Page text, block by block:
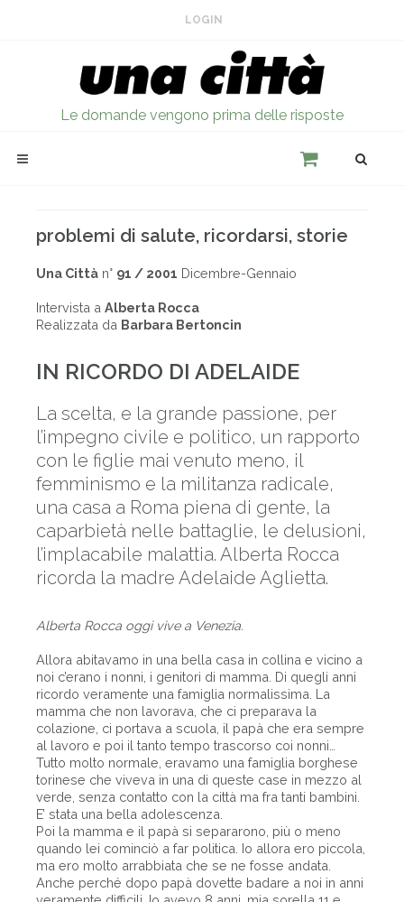
LOGIN
Le domande vengono prima delle risposte
problemi di salute, ricordarsi, storie
Una Città n° 91 / 2001 Dicembre-Gennaio
Intervista a Alberta Rocca
Realizzata da Barbara Bertoncin
IN RICORDO DI ADELAIDE
La scelta, e la grande passione, per
l’impegno civile e politico, un rapporto
con le figlie mai venuto meno, il
femminismo e la militanza radicale,
una casa a Roma piena di gente, la
caparbietà nelle battaglie, le delusioni,
l’implacabile malattia. Alberta Rocca
ricorda la madre Adelaide Aglietta.
Alberta Rocca oggi vive a Venezia.
Allora abitavamo in una bella casa in collina e vicino a
noi c’erano i nonni, i genitori di mamma. Di quegli anni
ricordo veramente una famiglia normalissima. La
mamma che non lavorava, che ci preparava la
colazione, ci portava a scuola, il papà che era sempre
al lavoro e poi il tanto tempo trascorso coi nonni…
Tutto molto normale, eravamo una famiglia borghese
torinese che viveva in una di queste case in mezzo al
verde, senza contatto con la città ma fra tanti bambini.
E’ stata una bella adolescenza.
Poi la mamma e il papà si separarono, più o meno
quando lei cominciò a far politica. Io allora ero piccola,
ma ero molto arrabbiata che se ne fosse andata.
Anche perché dopo papà dovette badare a noi in anni